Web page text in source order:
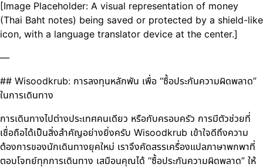
[Image Placeholder: A visual representation of money
(Thai Baht notes) being saved or protected by a shield-like
icon, with a language translator device at the center.]
—
## Wisoodkrub: การลงทุนหลักพัน เพื่อ “ซื้อประกันความผิดพลาด”
ในการเดินทาง
การเดินทางไปต่างประเทศคนเดียว หรือกับครอบครัว การมีตัวช่วยที่
เชื่อถือได้เป็นสิ่งสำคัญอย่างยิ่งครับ Wisoodkrub เข้าใจดีถึงความ
ต้องการของนักเดินทางยุคใหม่ เราจึงคัดสรรเครื่องแปลภาษาพกพาที่
ตอบโจทย์ทุกการเดินทาง เสมือนคุณได้ “ซื้อประกันความผิดพลาด” ให้